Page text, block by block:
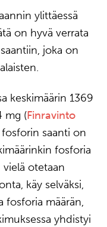
ylittäessä
on hyvä verrata
joka on
keskimäärin 1369
mg (Finravinto
saanti on
fosforia
vielä otetaan
käy selväksi,
fosforia määrän,
yhdistyi